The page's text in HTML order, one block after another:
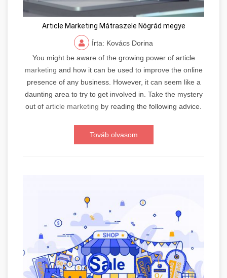
Article Marketing Mátraszele Nógrád megye
Írta: Kovács Dorina
You might be aware of the growing power of article
marketing and how it can be used to improve the online
presence of any business. However, it can seem like a
daunting area to try to get involved in. Take the mystery
out of article marketing by reading the following advice.
Továb olvasom